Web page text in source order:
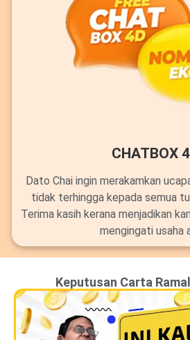
CHATBOX
Dato Chai ingin merakamkan
tidak terhingga kepada semua
Terima kasih kerana menjadikan
mengingati usaha
Keputusan Carta